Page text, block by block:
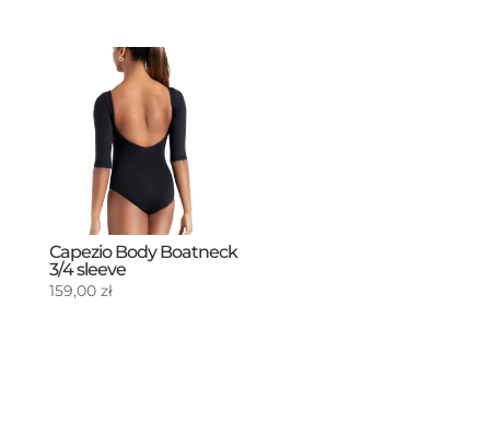
Capezio Body Boatneck
3/4 sleeve
159,00 zł